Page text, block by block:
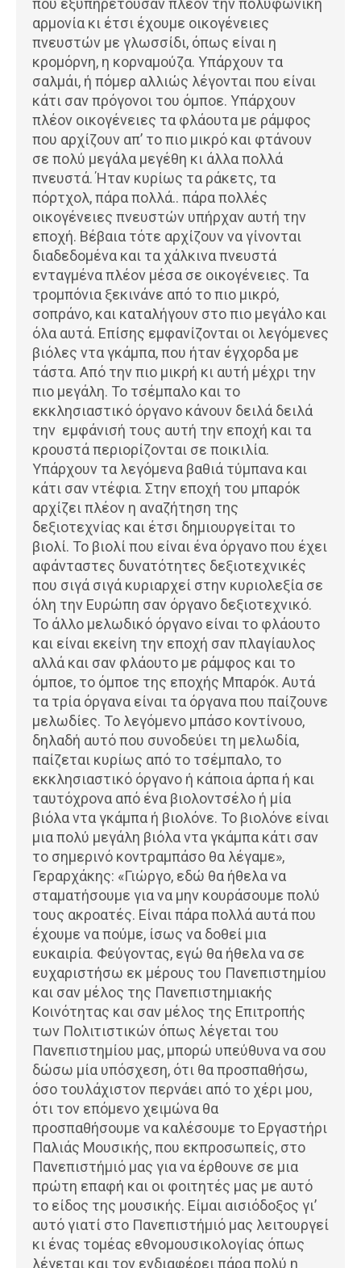
που εξυπηρετούσαν πλέον την πολυφωνική
αρμονία κι έτσι έχουμε οικογένειες
πνευστών με γλωσσίδι, όπως είναι η
κρομόρνη, η κορναμούζα. Υπάρχουν τα
σαλμάι, ή πόμερ αλλιώς λέγονται που είναι
κάτι σαν πρόγονοι του όμποε. Υπάρχουν
πλέον οικογένειες τα φλάουτα με ράμφος
που αρχίζουν απ’ το πιο μικρό και φτάνουν
σε πολύ μεγάλα μεγέθη κι άλλα πολλά
πνευστά. Ήταν κυρίως τα ράκετς, τα
πόρτχολ, πάρα πολλά.. πάρα πολλές
οικογένειες πνευστών υπήρχαν αυτή την
εποχή. Βέβαια τότε αρχίζουν να γίνονται
διαδεδομένα και τα χάλκινα πνευστά
ενταγμένα πλέον μέσα σε οικογένειες. Τα
τρομπόνια ξεκινάνε από το πιο μικρό,
σοπράνο, και καταλήγουν στο πιο μεγάλο και
όλα αυτά. Επίσης εμφανίζονται οι λεγόμενες
βιόλες ντα γκάμπα, που ήταν έγχορδα με
τάστα. Από την πιο μικρή κι αυτή μέχρι την
πιο μεγάλη. Το τσέμπαλο και το
εκκλησιαστικό όργανο κάνουν δειλά δειλά
την εμφάνισή τους αυτή την εποχή και τα
κρουστά περιορίζονται σε ποικιλία.
Υπάρχουν τα λεγόμενα βαθιά τύμπανα και
κάτι σαν ντέφια. Στην εποχή του μπαρόκ
αρχίζει πλέον η αναζήτηση της
δεξιοτεχνίας και έτσι δημιουργείται το
βιολί. Το βιολί που είναι ένα όργανο που έχει
αφάνταστες δυνατότητες δεξιοτεχνικές
που σιγά σιγά κυριαρχεί στην κυριολεξία σε
όλη την Ευρώπη σαν όργανο δεξιοτεχνικό.
Το άλλο μελωδικό όργανο είναι το φλάουτο
και είναι εκείνη την εποχή σαν πλαγίαυλος
αλλά και σαν φλάουτο με ράμφος και το
όμποε, το όμποε της εποχής Μπαρόκ. Αυτά
τα τρία όργανα είναι τα όργανα που παίζουνε
μελωδίες. Το λεγόμενο μπάσο κοντίνουο,
δηλαδή αυτό που συνοδεύει τη μελωδία,
παίζεται κυρίως από το τσέμπαλο, το
εκκλησιαστικό όργανο ή κάποια άρπα ή και
ταυτόχρονα από ένα βιολοντσέλο ή μία
βιόλα ντα γκάμπα ή βιολόνε. Το βιολόνε είναι
μια πολύ μεγάλη βιόλα ντα γκάμπα κάτι σαν
το σημερινό κοντραμπάσο θα λέγαμε»,
Γεραρχάκης: «Γιώργο, εδώ θα ήθελα να
σταματήσουμε για να μην κουράσουμε πολύ
τους ακροατές. Είναι πάρα πολλά αυτά που
έχουμε να πούμε, ίσως να δοθεί μια
ευκαιρία. Φεύγοντας, εγώ θα ήθελα να σε
ευχαριστήσω εκ μέρους του Πανεπιστημίου
και σαν μέλος της Πανεπιστημιακής
Κοινότητας και σαν μέλος της Επιτροπής
των Πολιτιστικών όπως λέγεται του
Πανεπιστημίου μας, μπορώ υπεύθυνα να σου
δώσω μία υπόσχεση, ότι θα προσπαθήσω,
όσο τουλάχιστον περνάει από το χέρι μου,
ότι τον επόμενο χειμώνα θα
προσπαθήσουμε να καλέσουμε το Εργαστήρι
Παλιάς Μουσικής, που εκπροσωπείς, στο
Πανεπιστήμιό μας για να έρθουνε σε μια
πρώτη επαφή και οι φοιτητές μας με αυτό
το είδος της μουσικής. Είμαι αισιόδοξος γι’
αυτό γιατί στο Πανεπιστήμιό μας λειτουργεί
κι ένας τομέας εθνομουσικολογίας όπως
λέγεται και τον ενδιαφέρει πάρα πολύ η